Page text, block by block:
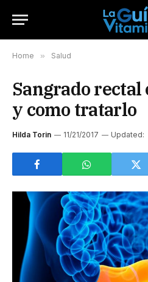
Home » Salud
Sangrado rectal
y como tratarlo
Hilda Torin 11/21/2017 Updated: